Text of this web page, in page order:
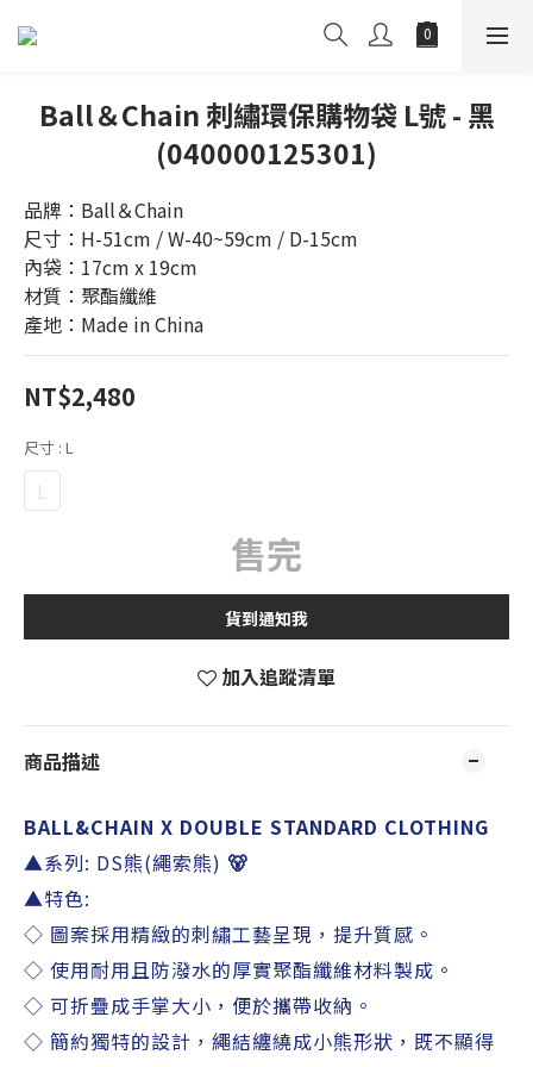
Ball＆Chain 刺繡環保購物袋 L號 - 黑
(040000125301)
品牌：Ball＆Chain
尺寸：H-51cm / W-40~59cm / D-15cm
內袋：17cm x 19cm
材質：聚酯纖維
產地：Made in China
NT$2,480
尺寸 : L
L
售完
貨到通知我
加入追蹤清單
商品描述
BALL&CHAIN X DOUBLE STANDARD CLOTHING
▲系列: DS熊(繩索熊) 🐻
▲特色:
◇ 圖案採用精緻的刺繡工藝呈現，提升質感。
◇ 使用耐用且防潑水的厚實聚酯纖維材料製成。
◇ 可折疊成手掌大小，便於攜帶收納。
◇ 簡約獨特的設計，繩結纏繞成小熊形狀，既不顯得